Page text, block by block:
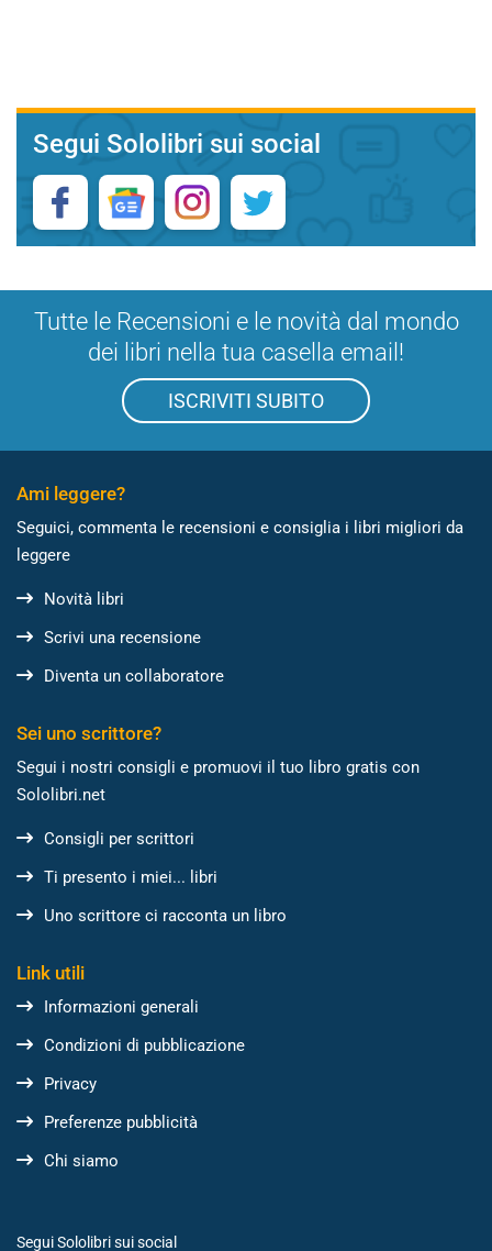
Segui Sololibri sui social
Tutte le Recensioni e le novità dal mondo
dei libri nella tua casella email!
ISCRIVITI SUBITO
Ami leggere?
Seguici, commenta le recensioni e consiglia i libri migliori da
leggere
Novità libri
Scrivi una recensione
Diventa un collaboratore
Sei uno scrittore?
Segui i nostri consigli e promuovi il tuo libro gratis con
Sololibri.net
Consigli per scrittori
Ti presento i miei... libri
Uno scrittore ci racconta un libro
Link utili
Informazioni generali
Condizioni di pubblicazione
Privacy
Preferenze pubblicità
Chi siamo
Segui Sololibri sui social